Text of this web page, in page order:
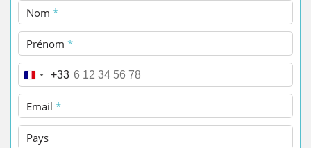
Nom *
Prénom *
Téléphone *
+33
Email *
Pays